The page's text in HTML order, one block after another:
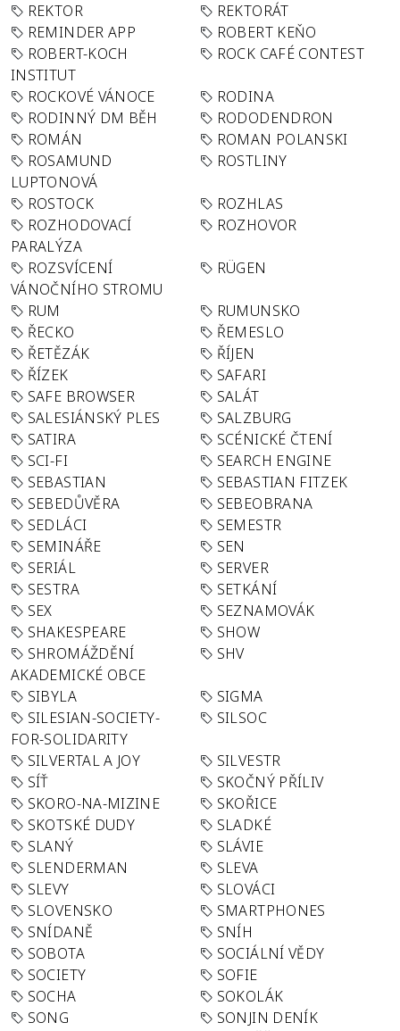
REKTOR
REKTORÁT
REMINDER APP
ROBERT KEŇO
ROBERT-KOCH
INSTITUT
ROCK CAFÉ CONTEST
ROCKOVÉ VÁNOCE
RODINA
RODINNÝ DM BĚH
RODODENDRON
ROMÁN
ROMAN POLANSKI
ROSAMUND
LUPTONOVÁ
ROSTLINY
ROSTOCK
ROZHLAS
ROZHODOVACÍ
PARALÝZA
ROZHOVOR
ROZSVÍCENÍ
VÁNOČNÍHO STROMU
RÜGEN
RUM
RUMUNSKO
ŘECKO
ŘEMESLO
ŘETĚZÁK
ŘÍJEN
ŘÍZEK
SAFARI
SAFE BROWSER
SALÁT
SALESIÁNSKÝ PLES
SALZBURG
SATIRA
SCÉNICKÉ ČTENÍ
SCI-FI
SEARCH ENGINE
SEBASTIAN
SEBASTIAN FITZEK
SEBEDŮVĚRA
SEBEOBRANA
SEDLÁCI
SEMESTR
SEMINÁŘE
SEN
SERIÁL
SERVER
SESTRA
SETKÁNÍ
SEX
SEZNAMOVÁK
SHAKESPEARE
SHOW
SHROMÁŽDĚNÍ
AKADEMICKÉ OBCE
SHV
SIBYLA
SIGMA
SILESIAN-SOCIETY-
FOR-SOLIDARITY
SILSOC
SILVERTAL A JOY
SILVESTR
SÍŤ
SKOČNÝ PŘÍLIV
SKORO-NA-MIZINE
SKOŘICE
SKOTSKÉ DUDY
SLADKÉ
SLANÝ
SLÁVIE
SLENDERMAN
SLEVA
SLEVY
SLOVÁCI
SLOVENSKO
SMARTPHONES
SNÍDANĚ
SNÍH
SOBOTA
SOCIÁLNÍ VĚDY
SOCIETY
SOFIE
SOCHA
SOKOLÁK
SONG
SONJIN DENÍK